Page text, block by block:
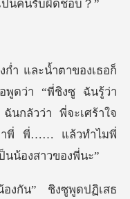
ิงซู ฉันรู้ว่า
นกลัวว่า พี่จะเศร้าใจ
ธ